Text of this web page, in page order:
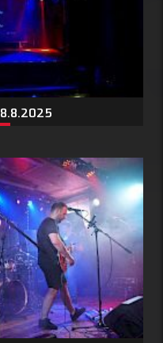
8.8.2025